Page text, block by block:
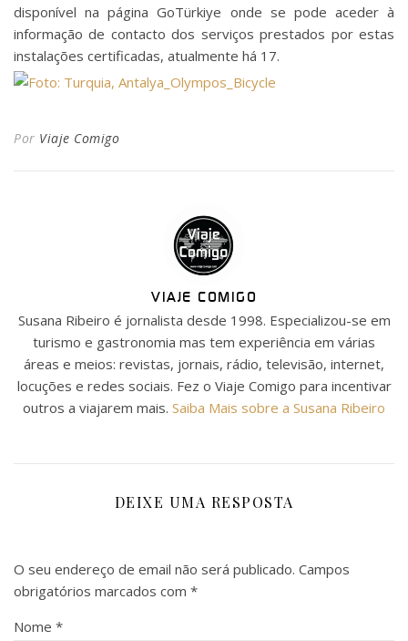
disponível na página GoTürkiye onde se pode aceder à
informação de contacto dos serviços prestados por estas
instalações certificadas, atualmente há 17.
Por Viaje Comigo
VIAJE COMIGO
Susana Ribeiro é jornalista desde 1998. Especializou-se em
turismo e gastronomia mas tem experiência em várias
áreas e meios: revistas, jornais, rádio, televisão, internet,
locuções e redes sociais. Fez o Viaje Comigo para incentivar
outros a viajarem mais. Saiba Mais sobre a Susana Ribeiro
DEIXE UMA RESPOSTA
O seu endereço de email não será publicado. Campos
obrigatórios marcados com *
Nome *